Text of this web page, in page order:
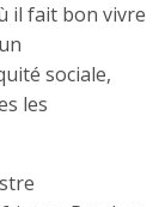
il fait bon vivre
sociale,
les